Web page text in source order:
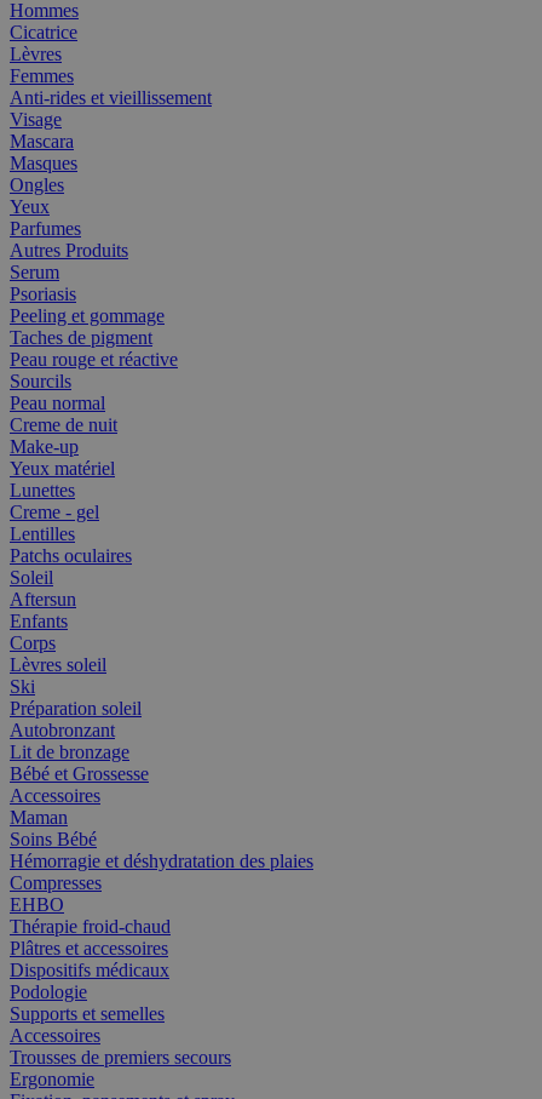
Hommes
Cicatrice
Lèvres
Femmes
Anti-rides et vieillissement
Visage
Mascara
Masques
Ongles
Yeux
Parfumes
Autres Produits
Serum
Psoriasis
Peeling et gommage
Taches de pigment
Peau rouge et réactive
Sourcils
Peau normal
Creme de nuit
Make-up
Yeux matériel
Lunettes
Creme - gel
Lentilles
Patchs oculaires
Soleil
Aftersun
Enfants
Corps
Lèvres soleil
Ski
Préparation soleil
Autobronzant
Lit de bronzage
Bébé et Grossesse
Accessoires
Maman
Soins Bébé
Hémorragie et déshydratation des plaies
Compresses
EHBO
Thérapie froid-chaud
Plâtres et accessoires
Dispositifs médicaux
Podologie
Supports et semelles
Accessoires
Trousses de premiers secours
Ergonomie